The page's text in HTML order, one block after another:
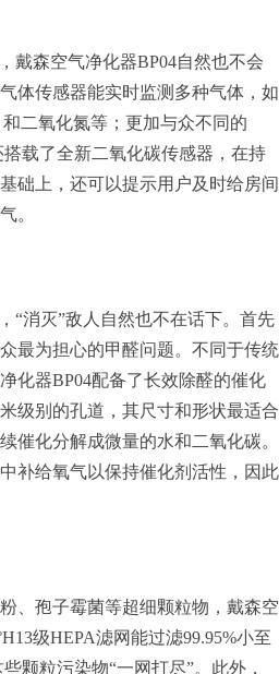
戴森空气净化器BP04自然也不会
体传感器能实时监测多种气体，如
二氧化氮等；更加与众不同的
载了全新二氧化碳传感器，在持
础上，还可以提示用户及时给房间
。
“消灭”敌人自然也不在话下。首先
最为担心的甲醛问题。不同于传统
化器BP04配备了长效除醛的催化
级别的孔道，其尺寸和形状最适合
催化分解成微量的水和二氧化碳。
补给氧气以保持催化剂活性，因此
、孢子霉菌等超细颗粒物，戴森空
级HEPA滤网能过滤99.95%小至
颗粒污染物“一网打尽”。此外，